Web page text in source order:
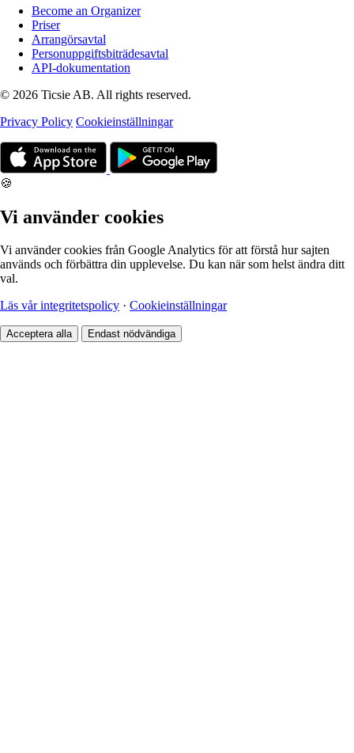
Become an Organizer
Priser
Arrangörsavtal
Personuppgiftsbiträdesavtal
API-dokumentation
© 2026 Ticsie AB. All rights reserved.
Privacy Policy Cookieinställningar
🍪
Vi använder cookies
Vi använder cookies från Google Analytics för att förstå hur sajten
används och förbättra din upplevelse. Du kan när som helst ändra ditt
val.
Läs vår integritetspolicy · Cookieinställningar
Acceptera alla Endast nödvändiga